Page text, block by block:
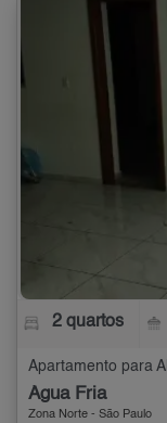
2 quartos
Apartamento para
Água Fria
Zona Norte - São Paulo